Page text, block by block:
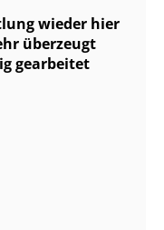
wieder hier
überzeugt
gearbeitet